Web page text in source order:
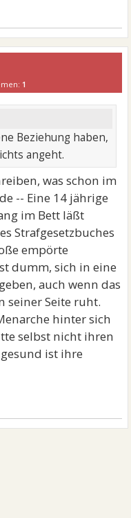
1
Beziehung haben,
angeht.
was schon im
-- Eine 14 jährige
im Bett läßt
Strafgesetzbuches
empörte
dumm, sich in eine
auch wenn das
seiner Seite ruht.
hinter sich
selbst nicht ihren
ist ihre